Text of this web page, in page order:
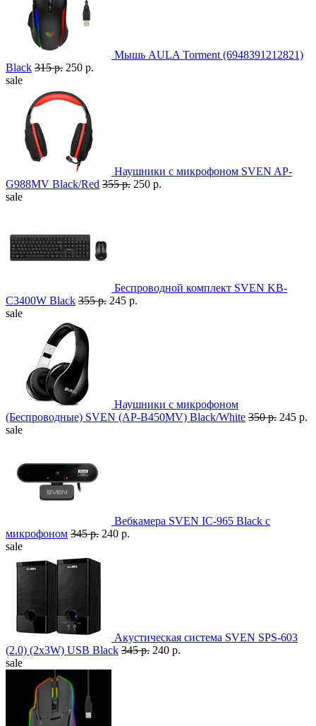
Мышь AULA Torment (6948391212821)
Black 315 р. 250 р.
sale
Наушники с микрофоном SVEN AP-
G988MV Black/Red 355 р. 250 р.
sale
Беспроводной комплект SVEN KB-
C3400W Black 355 р. 245 р.
sale
Наушники с микрофоном
(Беспроводные) SVEN (AP-B450MV) Black/White 350 р. 245 р.
sale
Вебкамера SVEN IC-965 Black с
микрофоном 345 р. 240 р.
sale
Акустическая система SVEN SPS-603
(2.0) (2x3W) USB Black 345 р. 240 р.
sale